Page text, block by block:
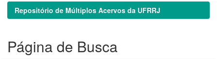
Repositório de Múltiplos Acervos da UFRRJ
Página de Busca